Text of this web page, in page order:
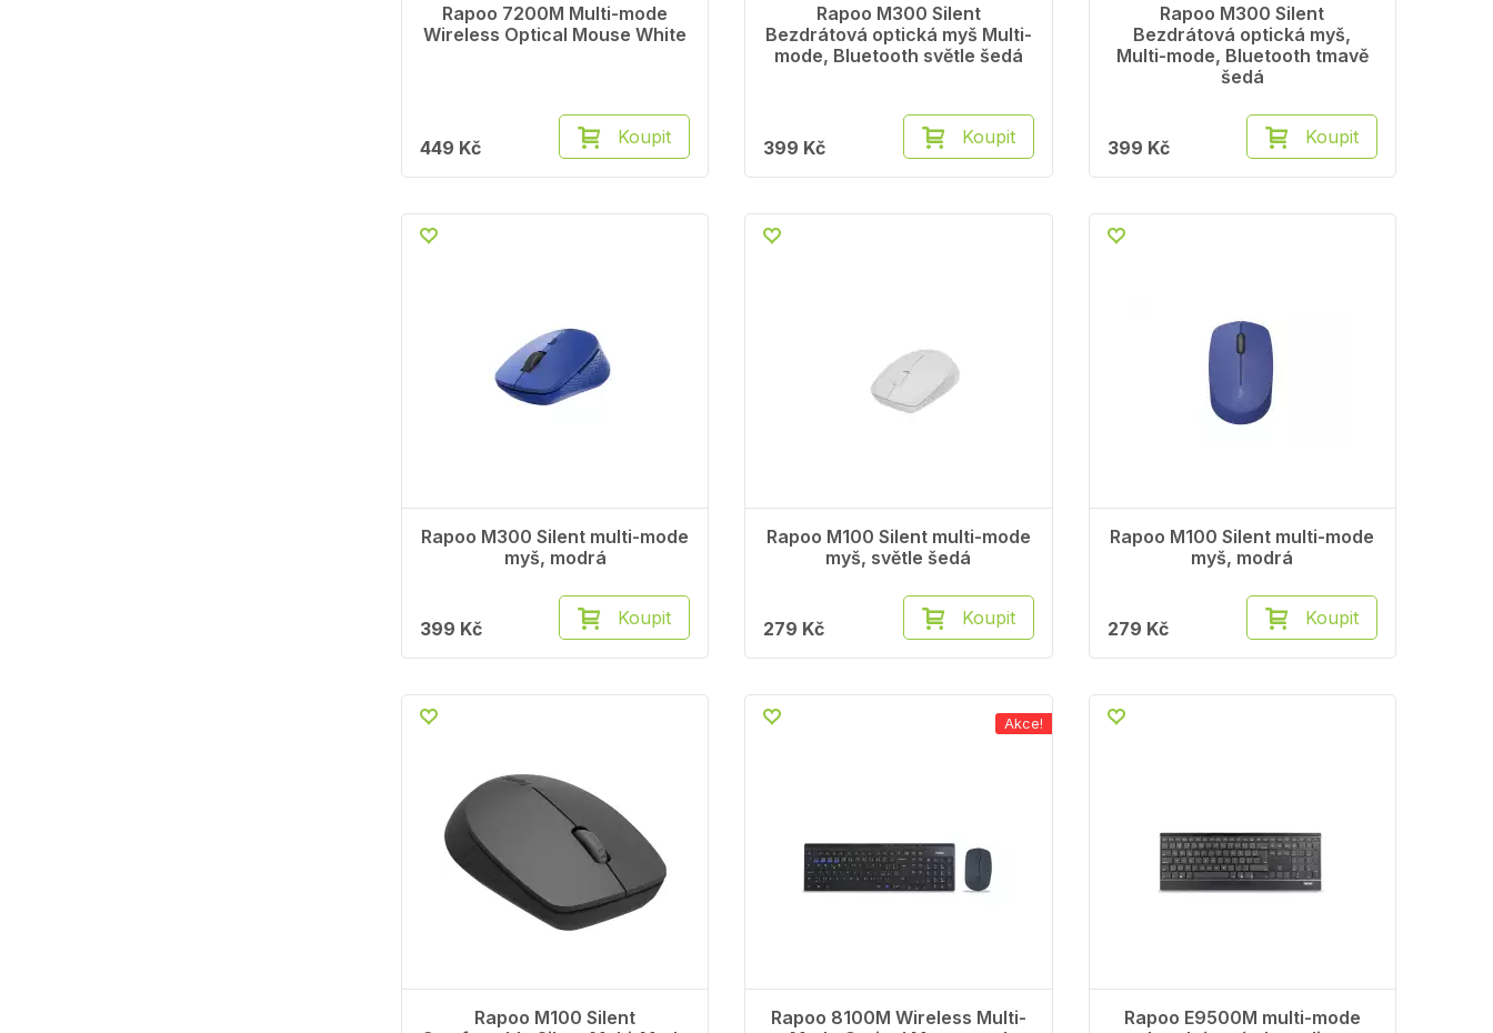
Rapoo 7200M Multi-mode
Wireless Optical Mouse White
449 Kč Koupit
Rapoo M300 Silent
Bezdrátová optická myš Multi-
mode, Bluetooth světle šedá
399 Kč Koupit
Rapoo M300 Silent
Bezdrátová optická myš,
Multi-mode, Bluetooth tmavě
šedá
399 Kč Koupit
Rapoo M300 Silent multi-mode
myš, modrá
399 Kč Koupit
Rapoo M100 Silent multi-mode
myš, světle šedá
279 Kč Koupit
Rapoo M100 Silent multi-mode
myš, modrá
279 Kč Koupit
Rapoo M100 Silent
Rapoo 8100M Wireless Multi-
Akce!
Rapoo E9500M multi-mode